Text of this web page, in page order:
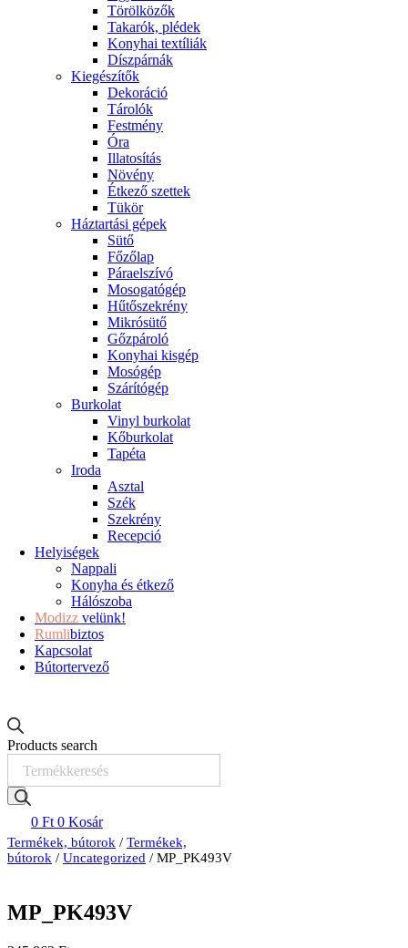
Törölközők
Takarók, plédek
Konyhai textíliák
Díszpárnák
Kiegészítők
Dekoráció
Tárolók
Festmény
Óra
Illatosítás
Növény
Étkező szettek
Tükör
Háztartási gépek
Sütő
Főzőlap
Páraelszívó
Mosogatógép
Hűtőszekrény
Mikrósütő
Gőzpároló
Konyhai kisgép
Mosógép
Szárítógép
Burkolat
Vinyl burkolat
Kőburkolat
Tapéta
Iroda
Asztal
Szék
Szekrény
Recepció
Helyiségek
Nappali
Konyha és étkező
Hálószoba
Modizz velünk!
Rumlibiztos
Kapcsolat
Bútortervező
Products search
0 Ft 0 Kosár
Termékek, bútorok / Termékek,
bútorok / Uncategorized / MP_PK493V
MP_PK493V